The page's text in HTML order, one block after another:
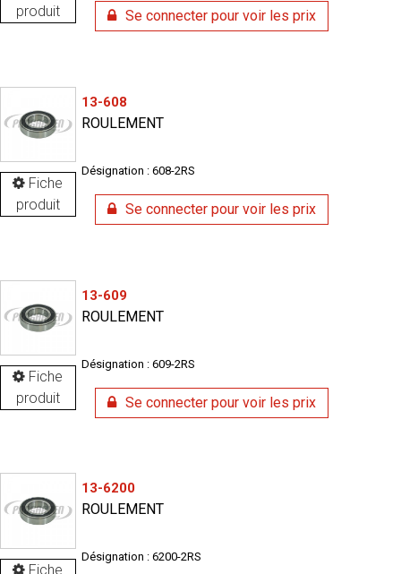
produit
Se connecter pour voir les prix
Fiche
produit
13-608
ROULEMENT
Désignation : 608-2RS
Se connecter pour voir les prix
Fiche
produit
13-609
ROULEMENT
Désignation : 609-2RS
Se connecter pour voir les prix
Fiche
13-6200
ROULEMENT
Désignation : 6200-2RS